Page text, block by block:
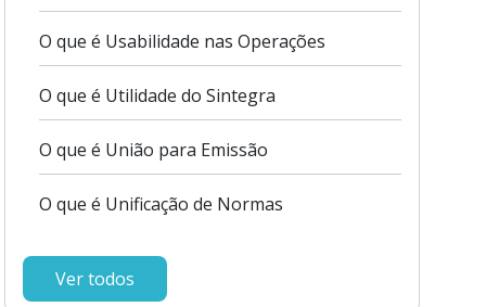
O que é Usabilidade nas Operações
O que é Utilidade do Sintegra
O que é União para Emissão
O que é Unificação de Normas
Ver todos